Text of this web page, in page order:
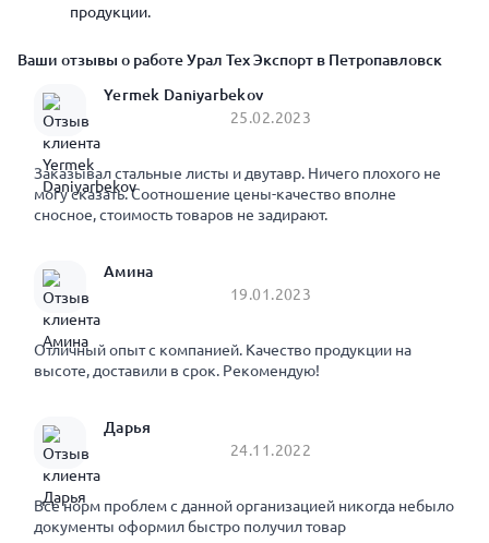
продукции.
Ваши отзывы о работе Урал Тех Экспорт в Петропавловск
Yermek Daniyarbekov
25.02.2023
Заказывал стальные листы и двутавр. Ничего плохого не
могу сказать. Соотношение цены-качество вполне
сносное, стоимость товаров не задирают.
Амина
19.01.2023
Отличный опыт с компанией. Качество продукции на
высоте, доставили в срок. Рекомендую!
Дарья
24.11.2022
Все норм проблем с данной организацией никогда небыло
документы оформил быстро получил товар